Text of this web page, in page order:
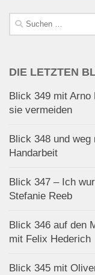
Suchen
nach:
DIE LETZTEN
Blick 349 mit Arno
sie vermeiden
Blick 348 und
Handarbeit
Blick 347 – Ich
Stefanie Reeb
Blick 346 auf den
mit Felix Hederich
Blick 345 mit